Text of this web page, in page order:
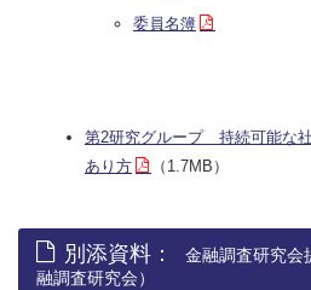
委員名簿
第2研究グループ 持続可能な
あり方
（1.7MB）
別添資料：
金融調査研究会
融調査研究会）